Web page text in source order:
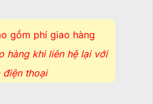
gồm phí giao hàng
hàng khi liên hệ lại với
điện thoại